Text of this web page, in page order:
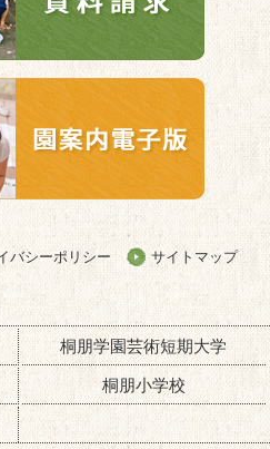
バシーポリシー
サイトマップ
桐朋学園芸術短期大学
桐朋小学校